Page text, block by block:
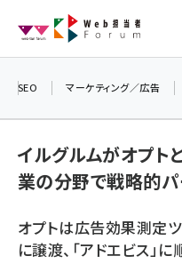
ン
ai (2811)
SEO マーケティング／広告
イルグルムがオプト
業の分野で戦略的
オプトは広告効果測定
に譲渡、「アドエビス」